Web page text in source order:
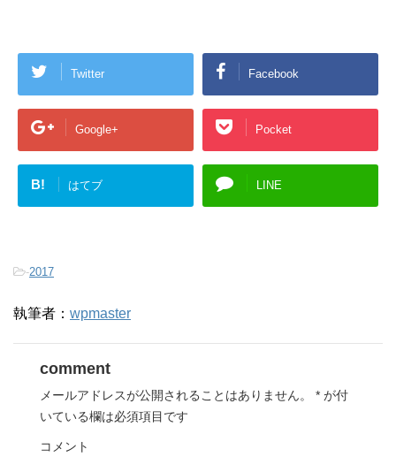
Twitter Facebook
Google+ Pocket
B! はてブ LINE
-2017
執筆者： wpmaster
comment
メールアドレスが公開されることはありません。 * が付
いている欄は必須項目です
コメント